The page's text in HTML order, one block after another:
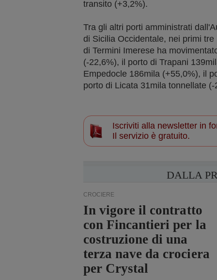
transito (+3,2%).
Tra gli altri porti amministrati
di Sicilia Occidentale, nei primi
di Termini Imerese ha
(-22,6%), il porto di Trapani
Empedocle 186mila (+55,0%), il
porto di Licata 31mila tonnellate (-
Iscriviti alla newsletter in
Il servizio è gratuito.
DALLA
CROCIERE
In vigore il contratto
con Fincantieri per la
costruzione di una
terza nave da crociera
per Crystal